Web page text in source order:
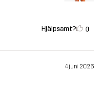
Hjälpsamt? 0
4 juni 2026